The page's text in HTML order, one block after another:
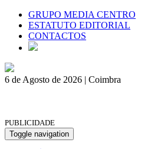
GRUPO MEDIA CENTRO
ESTATUTO EDITORIAL
CONTACTOS
6 de Agosto de 2026 | Coimbra
PUBLICIDADE
Toggle navigation